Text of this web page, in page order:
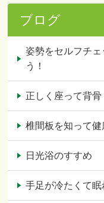
ブログ
姿勢をセルフチ
う！
正しく座って背骨
椎間板を知って健
日光浴のすすめ
手足が冷たくて